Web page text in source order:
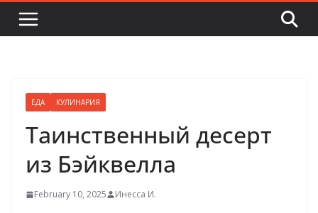
ЕДА КУЛИНАРИЯ
Таинственный десерт
из Бэйквелла
February 10, 2025 Инесса И.